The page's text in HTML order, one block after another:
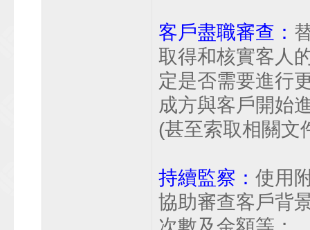
客戶盡職審查：
取得和核實客人
定是否需要進行
成方與客戶開始
(甚至索取相關文
持續監察： 使用
協助審查客戶背